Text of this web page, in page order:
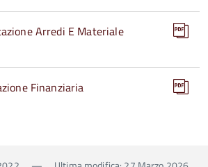
Arredi E Materiale
Finanziaria